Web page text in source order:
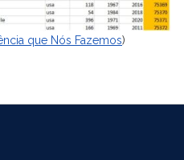
que Nós Fazemos)